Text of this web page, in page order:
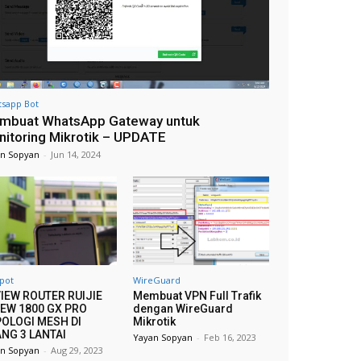
Demo pembelian voucher hotspot
dengan payment gateway di
@sawirahmaproject2071
Hotspot dengan Tripay Payment
Gateway
12:17
Install Billing Gratis untuk
pelanggan PPPOE dan Hotspot di
Hosting
07:05
Halaman Loginpage Hotspot
Mikrotik #tutorial
#paymentgateways #midtrans
01:01
Voucher Hotspot Otomatis
dengan Payment Gateway
Midtrans - Part 1 Uji Coba
11:11
UPDATE TERBARU - Membuat
WhatsApp Gateway untuk
Monitoring Mikrotik
10:33
Payment Gateway Tripay pada
Pelanggan Bulanan PPPoE | Part 1
10:05
Bot
WhatsApp Gateway untuk
Mikrotik – UPDATE
Sopyan - Jun 14, 2024
ROUTER RUIJIE
1800 GX PRO
MESH DI
3 LANTAI
Sopyan - Aug 29, 2023
WireGuard
Membuat VPN Full Trafik
dengan WireGuard
Mikrotik
Yayan Sopyan - Feb 16, 2023